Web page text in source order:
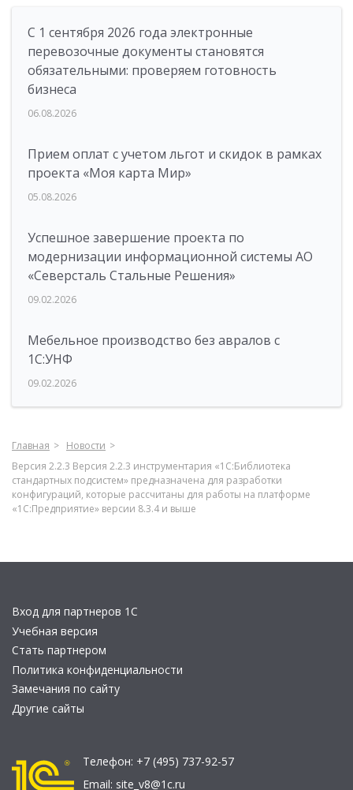
С 1 сентября 2026 года электронные
перевозочные документы становятся
обязательными: проверяем готовность
бизнеса
06.08.2026
Прием оплат с учетом льгот и скидок в рамках
проекта «Моя карта Мир»
05.08.2026
Успешное завершение проекта по
модернизации информационной системы АО
«Северсталь Стальные Решения»
09.02.2026
Мебельное производство без авралов с
1С:УНФ
09.02.2026
Главная
Новости
Версия 2.2.3 Версия 2.2.3 инструментария «1С:Библиотека
стандартных подсистем» предназначена для разработки
конфигураций, которые рассчитаны для работы на платформе
«1С:Предприятие» версии 8.3.4 и выше
Вход для партнеров 1С
Учебная версия
Стать партнером
Политика конфиденциальности
Замечания по сайту
Другие сайты
Телефон: +7 (495) 737-92-57
Email: site_v8@1c.ru